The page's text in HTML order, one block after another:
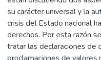
su carácter universal y la
crisis del Estado nacional
derechos. Por esta razón
tratar las declaraciones de